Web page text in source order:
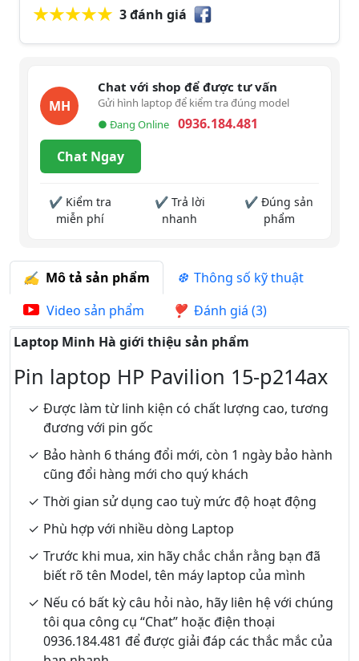
3 đánh giá
MH
Chat với shop để được tư vấn
Gửi hình laptop để kiểm tra đúng model
● Đang Online
0936.184.481
Chat Ngay
✔ Kiểm tra
miễn phí
✔ Trả lời
nhanh
✔ Đúng sản
phẩm
Mô tả sản phẩm
Thông số kỹ thuật
Video sản phẩm
Đánh giá (3)
Laptop Minh Hà giới thiệu sản phẩm
Pin laptop HP Pavilion 15-p214ax
Được làm từ linh kiện có chất lượng cao, tương
đương với pin gốc
Bảo hành 6 tháng đổi mới, còn 1 ngày bảo hành
cũng đổi hàng mới cho quý khách
Thời gian sử dụng cao tuỳ mức độ hoạt động
Phù hợp với nhiều dòng Laptop
Trước khi mua, xin hãy chắc chắn rằng bạn đã
biết rõ tên Model, tên máy laptop của mình
Nếu có bất kỳ câu hỏi nào, hãy liên hệ với chúng
tôi qua công cụ “Chat” hoặc điện thoại
0936.184.481 để được giải đáp các thắc mắc của